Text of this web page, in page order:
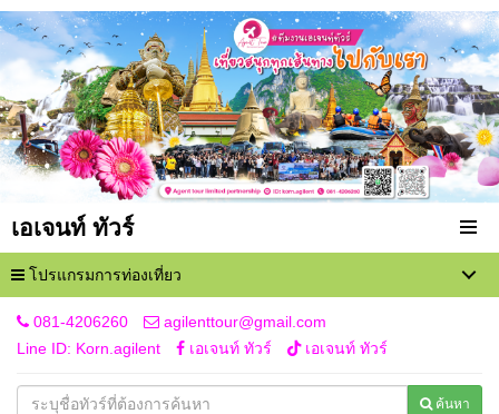
เอเจนท์ ทัวร์
โปรแกรมการท่องเที่ยว
081-4206260
agilenttour@gmail.com
Line ID: Korn.agilent
เอเจนท์ ทัวร์ เอเจนท์ ทัวร์
ค้นหา